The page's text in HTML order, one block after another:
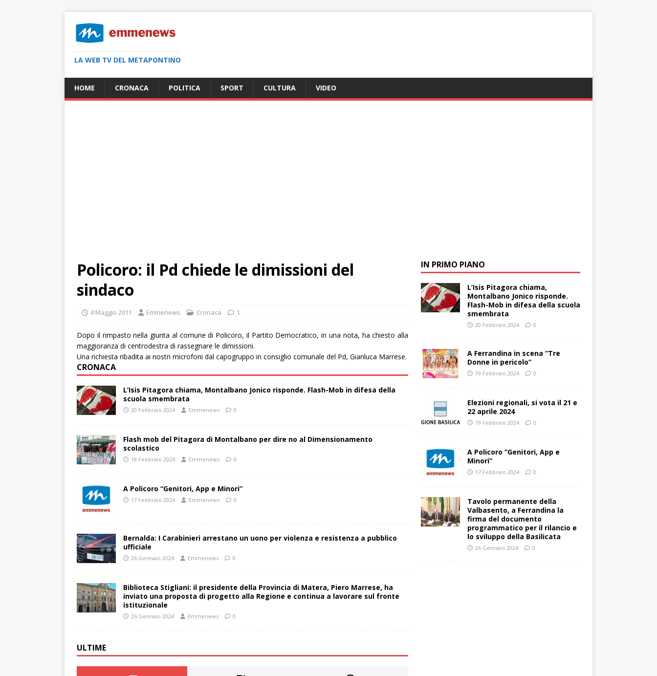
LA WEB TV DEL METAPONTINO
HOME CRONACA POLITICA SPORT CULTURA VIDEO
Policoro: il Pd chiede le dimissioni del
sindaco
4 Maggio 2011 Emmenews Cronaca 1
Dopo il rimpasto nella giunta al comune di Policoro, il Partito Democratico, in una nota, ha chiesto alla
maggioranza di centrodestra di rassegnare le dimissioni.
Una richiesta ribadita ai nostri microfoni dal capogruppo in consiglio comunale del Pd, Gianluca Marrese.
CRONACA
L’Isis Pitagora chiama, Montalbano Jonico risponde. Flash-Mob in difesa della
scuola smembrata
20 Febbraio 2024 Emmenews 0
Flash mob del Pitagora di Montalbano per dire no al Dimensionamento
scolastico
18 Febbraio 2024 Emmenews 0
A Policoro “Genitori, App e Minori”
17 Febbraio 2024 Emmenews 0
Bernalda: I Carabinieri arrestano un uono per violenza e resistenza a pubblico
ufficiale
26 Gennaio 2024 Emmenews 0
Biblioteca Stigliani: il presidente della Provincia di Matera, Piero Marrese, ha
inviato una proposta di progetto alla Regione e continua a lavorare sul fronte
istituzionale
26 Gennaio 2024 Emmenews 0
ULTIME
IN PRIMO PIANO
L’Isis Pitagora chiama,
Montalbano Jonico risponde.
Flash-Mob in difesa della scuola
smembrata
20 Febbraio 2024 0
A Ferrandina in scena “Tre
Donne in pericolo”
19 Febbraio 2024 0
Elezioni regionali, si vota il 21 e
22 aprile 2024
19 Febbraio 2024 0
A Policoro “Genitori, App e
Minori”
17 Febbraio 2024 0
Tavolo permanente della
Valbasento, a Ferrandina la
firma del documento
programmatico per il rilancio e
lo sviluppo della Basilicata
26 Gennaio 2024 0